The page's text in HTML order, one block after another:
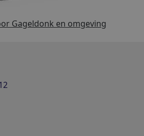
Gageldonk en omgeving